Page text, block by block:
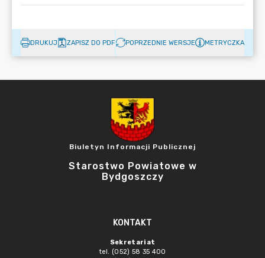
DRUKUJ ZAPISZ DO PDF POPRZEDNIE WERSJE METRYCZKA
Biuletyn Informacji Publicznej
Starostwo Powiatowe w
Bydgoszczy
KONTAKT
Sekretariat
tel. (052) 58 35 400